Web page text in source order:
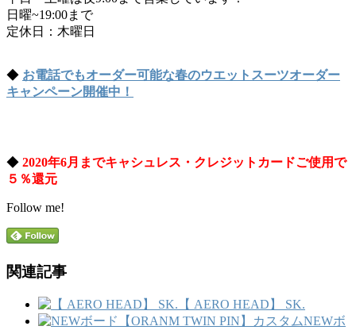
日曜~19:00まで
定休日：木曜日
◆ お電話でもオーダー可能な春のウエットスーツオーダー
キャンペーン開催中！
◆ 2020年6月までキャシュレス・クレジットカードご使用で
５％還元
Follow me!
関連記事
【 AERO HEAD】 SK.
NEWボ